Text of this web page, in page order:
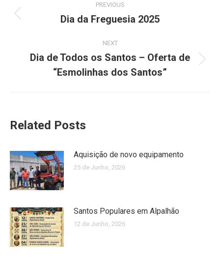
navigation
PREVIOUS
Previous
Dia da Freguesia 2025
NEXT
post:
Dia de Todos os Santos – Oferta de
“Esmolinhas dos Santos”
Related Posts
Aquisição de novo equipamento
25 de Junho, 2026
Santos Populares em Alpalhão
12 de Junho, 2026